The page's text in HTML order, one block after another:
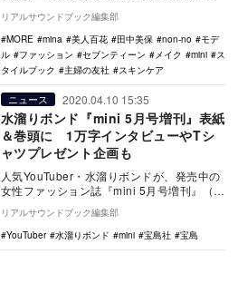
STYLE』を12月2日に主婦の…
リアルサウンドブック編集部
MORE
mina 美人百花 田中美保 non-no
モデ
ル
ファッション セブンティーン メイク mini
ス
タイルブック
主婦の友社 スキンケア
ニュース 2020.04.10 15:35
水溜りボンド『mini 5月号増刊』表紙
＆巻頭に 1万字インタビューやTシ
ャツプレゼント企画も
人気YouTuber・水溜りボンドが、発売中の
女性ファッション誌『mini 5月号増刊』（宝
島社）の表紙＆巻頭に登場し、話題を呼…
リアルサウンドブック編集部
YouTuber
水溜りボンド mini 宝島社 宝島